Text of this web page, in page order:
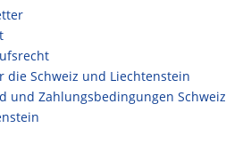
die Schweiz und Liechtenstein
und Zahlungsbedingungen Schweiz